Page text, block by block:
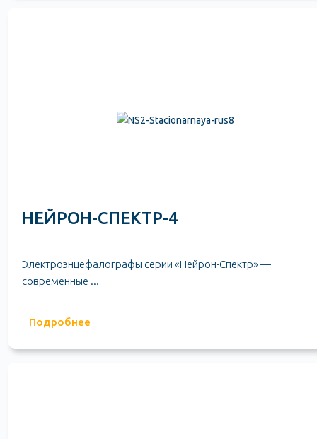
НЕЙРОН-СПЕКТР-4
Электроэнцефалографы серии «Нейрон-Спектр» —
современные ...
Подробнее